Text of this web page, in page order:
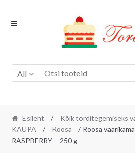
Skip
Skip
All
Esileht /
Kõik torditegemiseks
KAUPA
/ Roosa
/ Roosa
RASPBERRY – 250 g